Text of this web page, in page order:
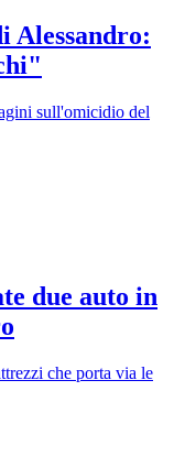
Alessandro:
sull'omicidio del
due auto in
che porta via le